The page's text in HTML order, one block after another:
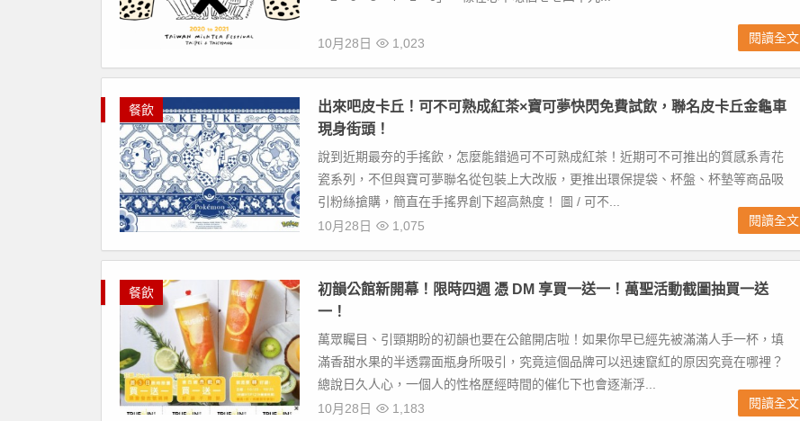
10月28日 1,023 閱讀全文
餐飲
出來吧皮卡丘！可不可熟成紅茶×寶可夢快閃免費試飲，聯名皮卡丘金龜車
現身街頭！
說到近期最夯的手搖飲，怎麼能錯過可不可熟成紅茶！近期可不可推出的質感系青花
瓷系列，不但與寶可夢聯名從包裝上大改版，更推出環保提袋、杯盤、杯墊等商品吸
引粉絲搶購，簡直在手搖界創下超高熱度！ 圖 / 可不...
10月28日
1,075 閱讀全文
餐飲
初韻公館新開幕！限時四週 憑 DM 享買一送一！萬聖活動截圖抽買一送
一！
萬眾矚目、引頸期盼的初韻也要在公館開店啦！如果你早已經先被滿滿人手一杯，填
滿香甜水果的半透霧面瓶身所吸引，究竟這個品牌可以迅速竄紅的原因究竟在哪裡？
總說日久人心，一個人的性格歷經時間的催化下也會逐漸浮...
10月28日
1,183 閱讀全文